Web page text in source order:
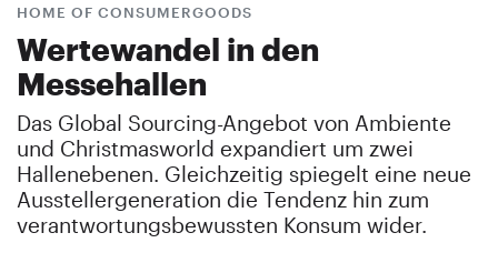
HOME OF CONSUMERGOODS
Wertewandel in den
Messehallen
Das Global Sourcing-Angebot von Ambiente
und Christmasworld expandiert um zwei
Hallenebenen. Gleichzeitig spiegelt eine neue
Ausstellergeneration die Tendenz hin zum
verantwortungsbewussten Konsum wider.